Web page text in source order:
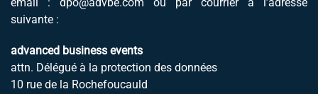
suivante :
advanced business events
attn. Délégué à la protection des données
10 rue de la Rochefoucauld